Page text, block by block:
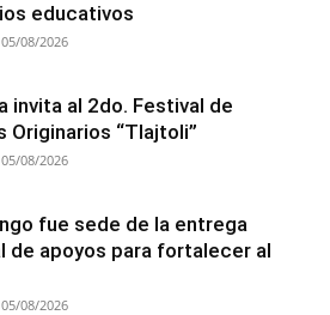
educativos
05/08/2026
invita al 2do. Festival de
Originarios “Tlajtoli”
05/08/2026
fue sede de la entrega
de apoyos para fortalecer al
05/08/2026